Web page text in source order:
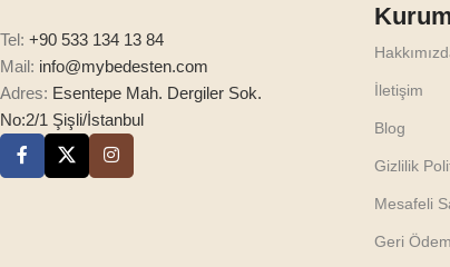
Tel: +90 533 134 13 84
Mail: info@mybedesten.com
Adres: Esentepe Mah. Dergiler Sok.
No:2/1 Şişli/İstanbul
İletişim
Blog
Gizlilik
Mesafeli
Geri